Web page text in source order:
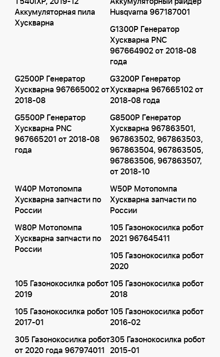
Аккумуляторная пила
Хускварна
Husqvarna 967187001
G1300P Генератор
Хускварна PNC
967664902 от 2018-08
года
G2500P Генератор
Хускварна 967665002 от
2018-08
G3200P Генератор
Хускварна 967665102 от
2018-08 года
G5500P Генератор
Хускварна PNC
967665201 от 2018-08
года
G8500P Генератор
Хускварна 967863501,
967863502, 967863503,
967863504, 967863505,
967863506, 967863507,
от 2018-10
W40P Мотопомпа
Хускварна запчасти по
России
W50P Мотопомпа
Хускварна запчасти по
России
W80P Мотопомпа
Хускварна запчасти по
России
105 Газонокосилка робот
2021 967645411
105 Газонокосилка робот
2020
105 Газонокосилка робот
2019
105 Газонокосилка робот
2018
105 Газонокосилка робот
2017-01
105 Газонокосилка робот
2016-02
305 Газонокосилка робот
от 2020 года 967974011
305 Газонокосилка робот
2015-01